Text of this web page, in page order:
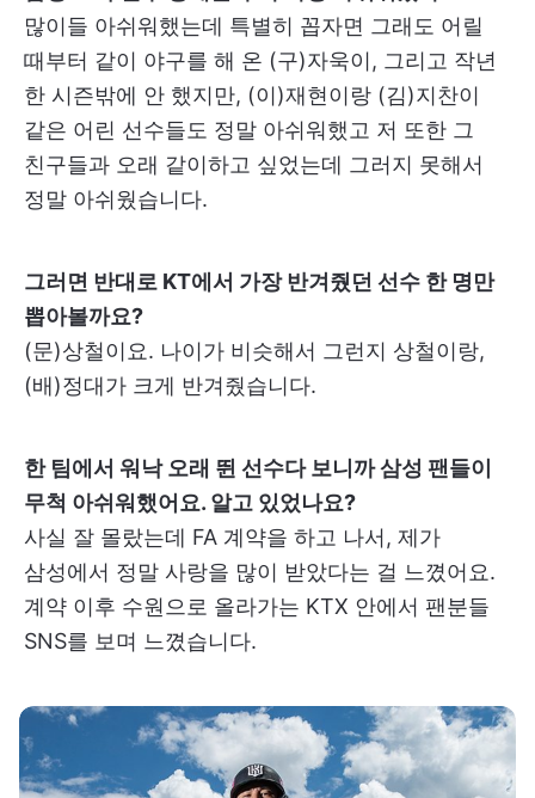
많이들 아쉬워했는데 특별히 꼽자면 그래도 어릴
때부터 같이 야구를 해 온 (구)자욱이, 그리고 작년
한 시즌밖에 안 했지만, (이)재현이랑 (김)지찬이
같은 어린 선수들도 정말 아쉬워했고 저 또한 그
친구들과 오래 같이하고 싶었는데 그러지 못해서
정말 아쉬웠습니다.
그러면 반대로 KT에서 가장 반겨줬던 선수 한 명만
뽑아볼까요?
(문)상철이요. 나이가 비슷해서 그런지 상철이랑,
(배)정대가 크게 반겨줬습니다.
한 팀에서 워낙 오래 뛴 선수다 보니까 삼성 팬들이
무척 아쉬워했어요. 알고 있었나요?
사실 잘 몰랐는데 FA 계약을 하고 나서, 제가
삼성에서 정말 사랑을 많이 받았다는 걸 느꼈어요.
계약 이후 수원으로 올라가는 KTX 안에서 팬분들
SNS를 보며 느꼈습니다.